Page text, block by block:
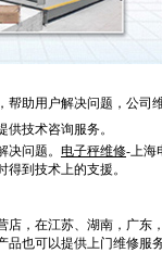
助用户解决问题，公
技术咨询服务。
决问题。 电子秤维修-上海
到技术上的支援。
店，在江苏、湖南，广东
也可以提供上门维修服